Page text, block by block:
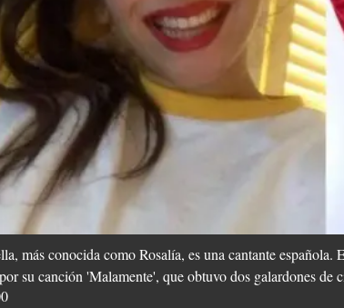
más conocida como Rosalía, es una cantante
su canción 'Malamente', que obtuvo dos galardones de